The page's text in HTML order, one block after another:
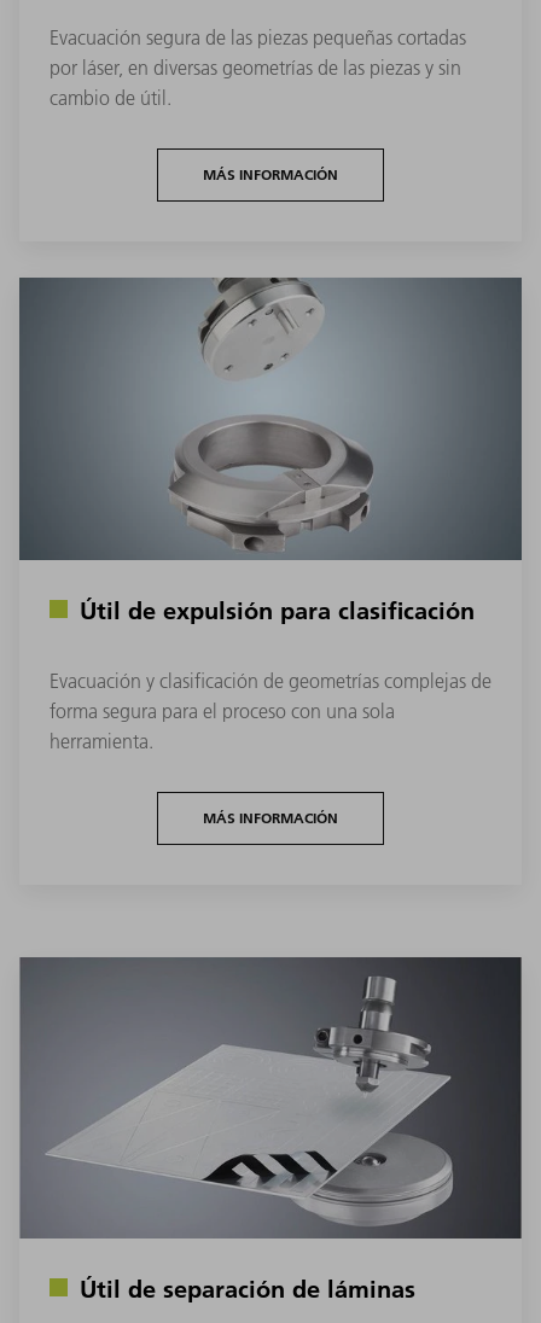
Evacuación segura de las piezas pequeñas cortadas
por láser, en diversas geometrías de las piezas y sin
cambio de útil.
MÁS INFORMACIÓN
Útil de expulsión para clasificación
Evacuación y clasificación de geometrías complejas de
forma segura para el proceso con una sola
herramienta.
MÁS INFORMACIÓN
Útil de separación de láminas